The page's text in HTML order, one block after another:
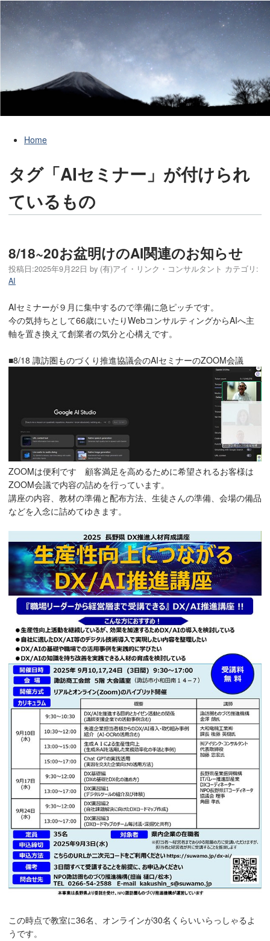
Home
タグ「AIセミナー」が付けられ
ているもの
8/18~20お盆明けのAI関連のお知らせ
投稿日:2025年9月22日 by (有)アイ・リンク・コンサルタント カテゴリ:
AI
AIセミナーが９月に集中するので準備に急ピッチです。
今の気持ちとして66歳にいたりWebコンサルティングからAIへ主
軸を置き換えて創業者の気分と心構えです。
■8/18 諏訪圏ものづくり推進協議会のAIセミナーのZOOM会議
ZOOMは便利です 顧客満足を高めるために希望されるお客様は
ZOOM会議で内容の詰めを行っています。
講座の内容、教材の準備と配布方法、生徒さんの準備、会場の備品
などを入念に詰めてゆきます。
この時点で教室に36名、オンラインが30名くらいいらっしゃるよ
うです。